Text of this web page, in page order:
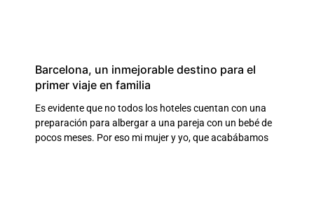
Barcelona, un inmejorable destino para el
primer viaje en familia
Es evidente que no todos los hoteles cuentan con una
preparación para albergar a una pareja con un bebé de
pocos meses. Por eso mi mujer y yo, que acabábamos